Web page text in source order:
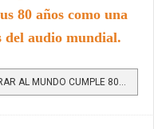
80 años como una
del audio mundial.